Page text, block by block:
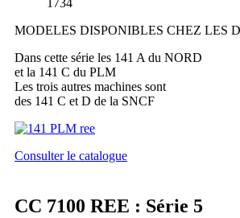
1734
MODELES DISPONIBLES CHEZ LES
Dans cette série les 141 A du NORD
et la 141 C du PLM
Les trois autres machines sont
des 141 C et D de la SNCF
Consulter le catalogue
CC 7100 REE : Série 5